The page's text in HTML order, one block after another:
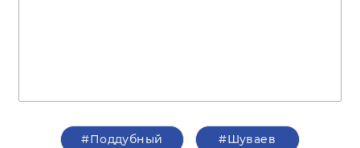
#Поддубный #Шуваев